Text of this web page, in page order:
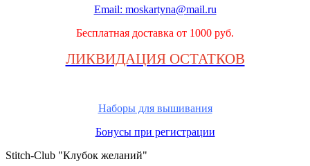
Email: moskartyna@mail.ru
Бесплатная доставка от 1000 руб.
ЛИКВИДАЦИЯ ОСТАТКОВ
Наборы для вышивания
Бонусы при регистрации
Stitch-Club "Клубок желаний"